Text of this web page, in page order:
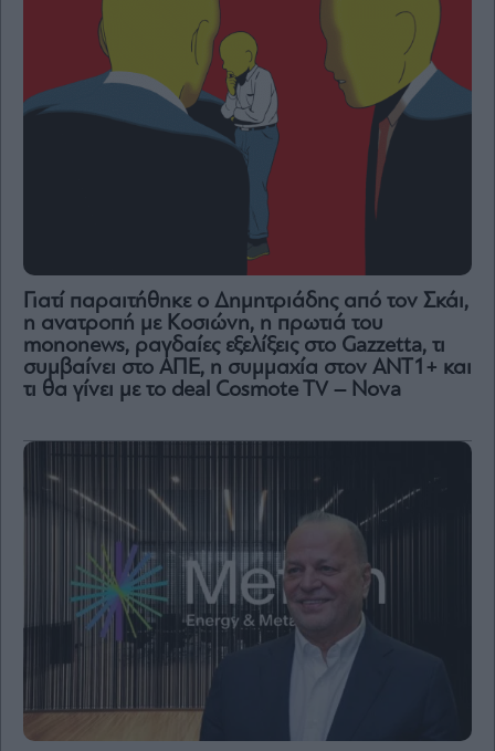
Γιατί παραιτήθηκε ο Δημητριάδης από τον Σκάι,
η ανατροπή με Κοσιώνη, η πρωτιά του
mononews, ραγδαίες εξελίξεις στο Gazzetta, τι
συμβαίνει στο ΑΠΕ, η συμμαχία στον ΑΝΤ1+ και
τι θα γίνει με το deal Cosmote TV – Nova